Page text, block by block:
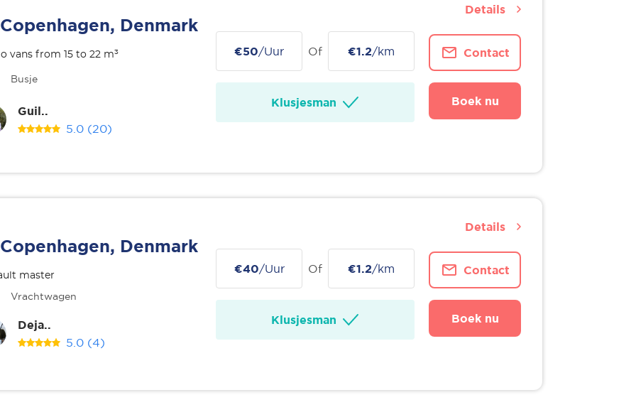
Copenhagen, Denmark
vans from 15 to 22 m³
Busje
Guil..
5.0 (20)
€50/Uur Of €1.2/km
Klusjesman
Contact
Boek nu
Details
Copenhagen, Denmark
master
Vrachtwagen
Deja..
5.0 (4)
€40/Uur Of €1.2/km
Klusjesman
Contact
Boek nu
Details